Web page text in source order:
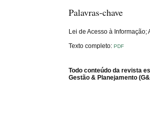
Palavras-chave
Lei de Acesso à
Texto completo:PDF
Todo conteúdo da revista
Gestão & Planejamento